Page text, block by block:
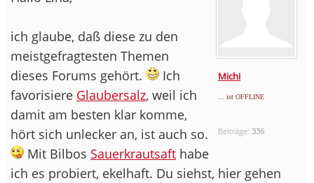
Michi
... ist OFFLINE
Beiträge:336
ich glaube, daß diese zu den
meistgefragtesten Themen
dieses Forums gehört.
Ich
favorisiere Glaubersalz, weil ich
damit am besten klar komme,
hört sich unlecker an, ist auch so.
Mit Bilbos Sauerkrautsaft habe
ich es probiert, ekelhaft. Du siehst, hier gehen